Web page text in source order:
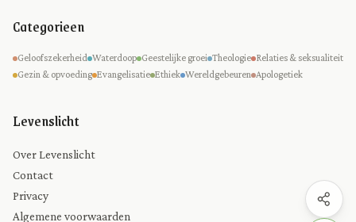
Categorieen
Geloofszekerheid Waterdoop Geestelijke groei Theologie Relaties & seksualiteit
Gezin & opvoeding Evangelisatie Ethiek Wereldgebeuren Apologetiek
Levenslicht
Over Levenslicht
Contact
Privacy
Algemene voorwaarden